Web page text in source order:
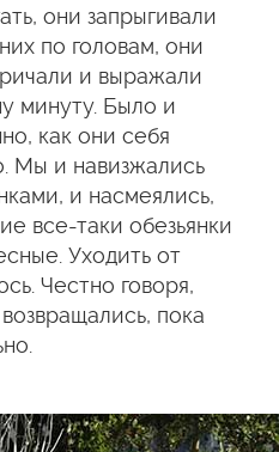
они запрыгивали
по головам, они
и выражали
минуту. Было и
как они себя
Мы и навизжались
и насмеялись,
все-таки обезьянки
Уходить от
Честно говоря,
пока